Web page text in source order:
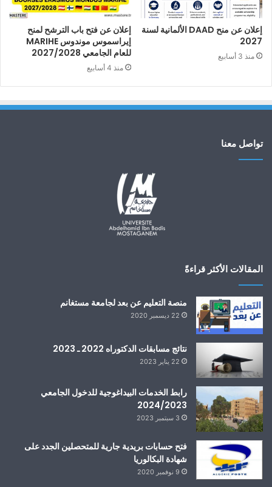
إعلان عن منح DAAD الألمانية لسنة
2027
منذ 3 أسابيع
إعلان عن فتح باب الترشح لمنح
إيراسموس موندوس MARIHE
للعام الجامعي 2027/2028
منذ 4 أسابيع
تواصل معنا
المقالات الأكثر قراءةً
منصة التعليم عن بعد لجامعة مستغانم
22 ديسمبر 2020
نتائج مسابقات الدكتوراه 2022 ـ 2023
22 يناير 2023
رابط الخدمات البيداغوجية للدخول الجامعي
2024/2023
3 سبتمبر 2023
فتح حسابات بريدية جارية للمتحصلين الجدد على
شهادة البكالوريا
9 نوفمبر 2020